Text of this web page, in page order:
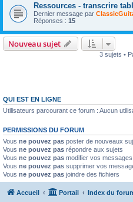
Ressources - transcrire
Dernier message par
Réponses : 15
Nouveau sujet
3 sujets •
QUI EST EN LIGNE
Utilisateurs parcourant ce forum : Aucun
PERMISSIONS DU FORUM
Vous ne pouvez pas poster de nouveaux
Vous ne pouvez pas répondre aux sujets
Vous ne pouvez pas modifier vos messages
Vous ne pouvez pas supprimer vos
Vous ne pouvez pas joindre des fichiers
Accueil Portail Index du